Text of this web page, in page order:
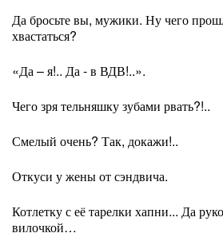
Да бросьте вы, мужики. Ну чего
хвастаться?
«Да – я!.. Да - в ВДВ!..».
Чего зря тельняшку зубами рвать?!..
Смелый очень? Так, докажи!..
Откуси у жены от сэндвича.
Котлетку с её тарелки хапни... Да
вилочкой…